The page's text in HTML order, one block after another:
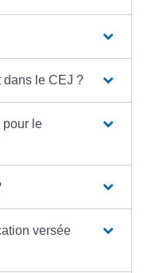
dans le CEJ ?
pour le
versée